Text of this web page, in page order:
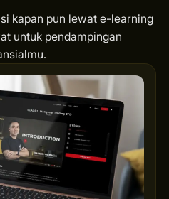
kapan pun lewat e-learning
untuk pendampingan